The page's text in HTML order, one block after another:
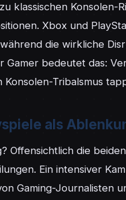
klassischen Konsolen-
Xbox und
die wirkliche
bedeutet das:
Tribalsmus
als
Offensichtlich die
Ein intensiver
Gaming-Journalisten